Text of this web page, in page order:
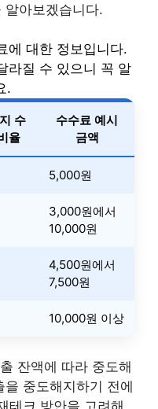
알아보겠습니다.
에 대한 정보입니다.
라질 수 있으니 꼭 알
.
수
율
수수료 예시
금액
5,000원
3,000원에서
10,000원
4,500원에서
7,500원
10,000원 이상
잔액에 따라 중도해
중도해지하기 전에
테크 방안을 고려해